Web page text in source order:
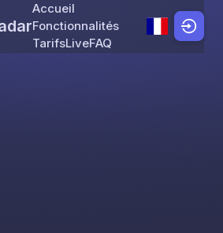
Skip to content
Accueil
Fonctionnalités
TarifsLiveFAQ